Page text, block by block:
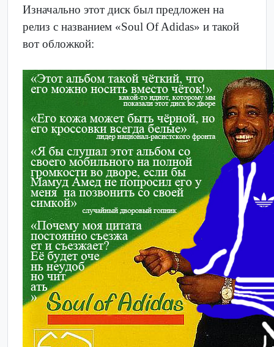
Изначально этот диск был предложен на
релиз с названием «Soul Of Adidas» и такой
вот обложкой: